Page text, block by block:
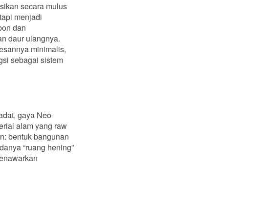
secara mulus
menjadi
dan
daur ulangnya.
minimalis,
sebagai sistem
gaya Neo-
alam yang raw
bentuk bangunan
“ruang hening”